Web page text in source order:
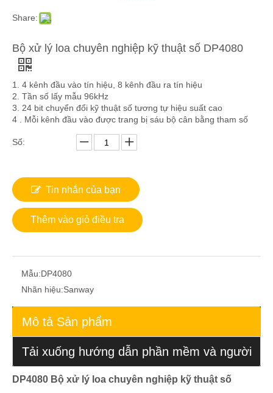
Share:
Bộ xử lý loa chuyên nghiệp kỹ thuật số DP4080
1. 4 kênh đầu vào tín hiệu, 8 kênh đầu ra tín hiệu
2. Tần số lấy mẫu 96kHz
3. 24 bit chuyển đổi kỹ thuật số tương tự hiệu suất cao
4 . Mỗi kênh đầu vào được trang bị sáu bộ cân bằng tham số
Số:
Tin nhắn của bạn
Thêm vào giỏ điều tra
Mẫu:DP4080
Nhãn hiệu:Sanway
Mô tả Sản phẩm
Tải xuống hướng dẫn phần mềm và người
dùng
DP4080 Bộ xử lý loa chuyên nghiệp kỹ thuật số